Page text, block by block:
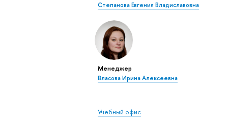
Степанова Евгения Владиславовна
Менеджер
Власова Ирина Алексеевна
Учебный офис